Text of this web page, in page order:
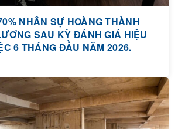
NHÂN SỰ HOÀNG THÀNH
SAU KỲ ĐÁNH GIÁ HIỆU
6 THÁNG ĐẦU NĂM 2026.